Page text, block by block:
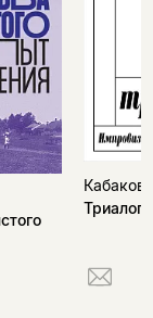
Кабаков
Триалоги